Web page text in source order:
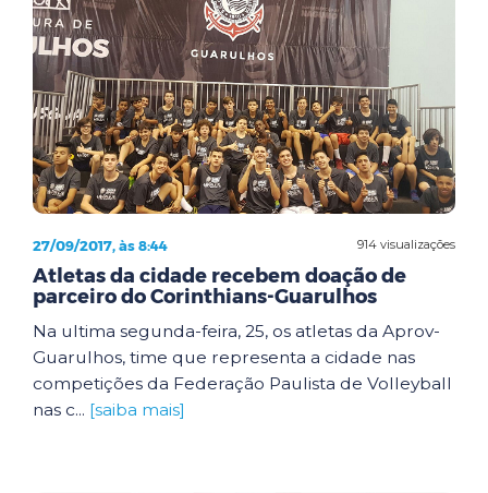
914 visualizações
27/09/2017, às 8:44
Atletas da cidade recebem doação de
parceiro do Corinthians-Guarulhos
Na ultima segunda-feira, 25, os atletas da Aprov-
Guarulhos, time que representa a cidade nas
competições da Federação Paulista de Volleyball
nas c... [saiba mais]